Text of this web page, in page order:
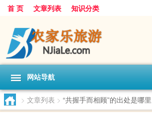
首 页 文章列表 知识分类
网站导航
> 文章列表 > “共握手而相顾”的出处是哪里